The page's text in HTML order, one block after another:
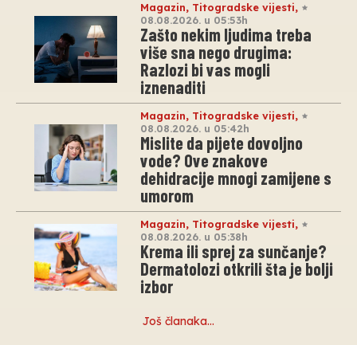
Magazin, Titogradske vijesti,
08.08.2026. u 05:53h
Zašto nekim ljudima treba
više sna nego drugima:
Razlozi bi vas mogli
iznenaditi
Magazin, Titogradske vijesti,
08.08.2026. u 05:42h
Mislite da pijete dovoljno
vode? Ove znakove
dehidracije mnogi zamijene s
umorom
Magazin, Titogradske vijesti,
08.08.2026. u 05:38h
Krema ili sprej za sunčanje?
Dermatolozi otkrili šta je bolji
izbor
Još članaka…